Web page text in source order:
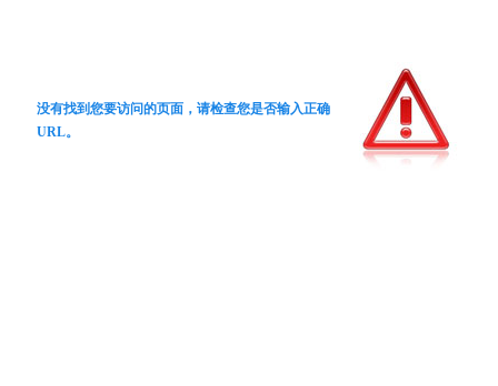
没有找到您要访问的页面，请检查您是否输入正确
URL。